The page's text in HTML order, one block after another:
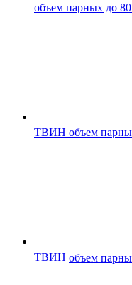
объем парных до
ТВИН объем
ТВИН объем